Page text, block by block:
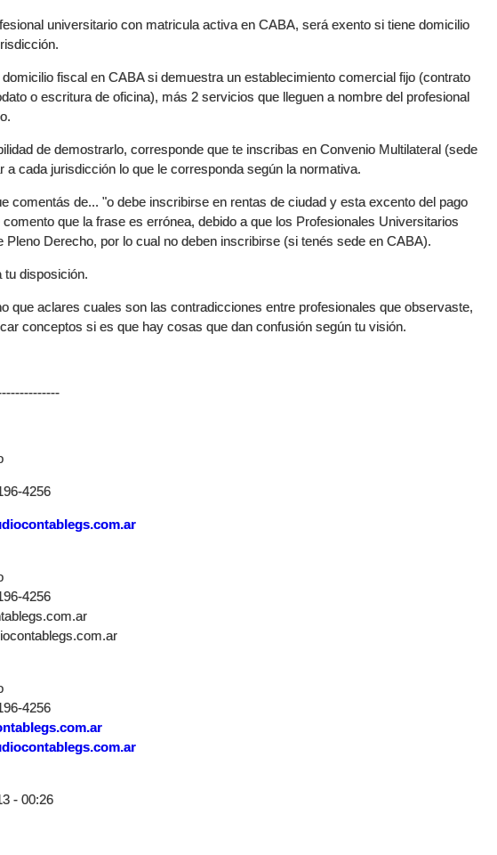
universitario con matricula activa en CABA, será exento si tiene domicilio
fiscal en CABA si demuestra un establecimiento comercial fijo (contrato
o escritura de oficina), más 2 servicios que lleguen a nombre del profesional
de demostrarlo, corresponde que te inscribas en Convenio Multilateral (sede
a cada jurisdicción lo que le corresponda según la normativa.
comentás de... "o debe inscribirse en rentas de ciudad y esta excento del pago
que la frase es errónea, debido a que los Profesionales Universitarios
Pleno Derecho, por lo cual no deben inscribirse (si tenés sede en CABA).
tu disposición.
que aclares cuales son las contradicciones entre profesionales que observaste,
conceptos si es que hay cosas que dan confusión según tu visión.
4256
4256
4256
- 00:26